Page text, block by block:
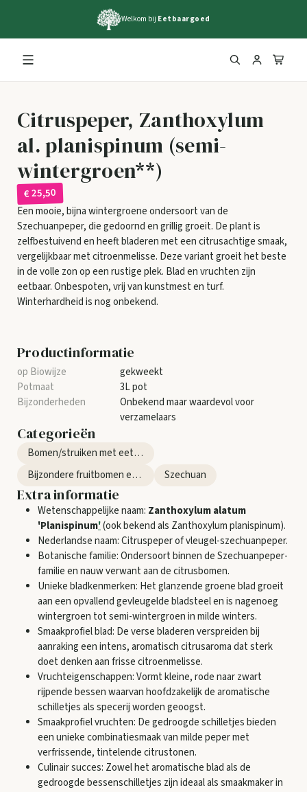
Welkom bij Eetbaargoed
Citruspeper, Zanthoxylum
al. planispinum (semi-
wintergroen**)
€ 25,50
Een mooie, bijna wintergroene ondersoort van de
Szechuanpeper, die gedoornd en grillig groeit. De plant is
zelfbestuivend en heeft bladeren met een citrusachtige smaak,
vergelijkbaar met citroenmelisse. Deze variant groeit het beste
in de volle zon op een rustige plek. Blad en vruchten zijn
eetbaar. Onbespoten, vrij van kunstmest en turf.
Winterhardheid is nog onbekend.
Productinformatie
gekweekt
3L pot
Onbekend maar waardevol voor
verzamelaars
Categorieën
Bomen/struiken met eetbare blaadjes
Bijzondere fruitbomen en struiken
Szechuan
Extra informatie
Wetenschappelijke naam: Zanthoxylum alatum
'Planispinum'(ook bekend als Zanthoxylum planispinum).
Nederlandse naam: Citruspeper of vleugel-szechuanpeper.
Botanische familie: Ondersoort binnen de Szechuanpeper-
familie en nauw verwant aan de citrusbomen.
Unieke bladkenmerken: Het glanzende groene blad groeit
aan een opvallend gevleugelde bladsteel en is nagenoeg
wintergroen tot semi-wintergroen in milde winters.
Smaakprofiel blad: De verse bladeren verspreiden bij
aanraking een intens, aromatisch citrusaroma dat sterk
doet denken aan frisse citroenmelisse.
Vruchteigenschappen: Vormt kleine, rode naar zwart
rijpende bessen waarvan hoofdzakelijk de aromatische
schilletjes als specerij worden geoogst.
Smaakprofiel vruchten: De gedroogde schilletjes bieden
een unieke combinatiesmaak van milde peper met
verfrissende, tintelende citrustonen.
Culinair succes: Zowel het aromatische blad als de
gedroogde bessenschilletjes zijn ideaal als smaakmaker in